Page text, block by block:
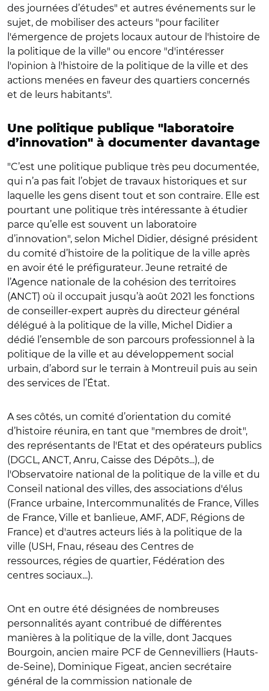
des journées d’études" et autres événements sur le
sujet, de mobiliser des acteurs "pour faciliter
l'émergence de projets locaux autour de l'histoire de
la politique de la ville" ou encore "d'intéresser
l'opinion à l'histoire de la politique de la ville et des
actions menées en faveur des quartiers concernés
et de leurs habitants".
Une politique publique "laboratoire
d’innovation" à documenter davantage
"C’est une politique publique très peu documentée,
qui n’a pas fait l’objet de travaux historiques et sur
laquelle les gens disent tout et son contraire. Elle est
pourtant une politique très intéressante à étudier
parce qu’elle est souvent un laboratoire
d’innovation", selon Michel Didier, désigné président
du comité d’histoire de la politique de la ville après
en avoir été le préfigurateur. Jeune retraité de
l’Agence nationale de la cohésion des territoires
(ANCT) où il occupait jusqu’à août 2021 les fonctions
de conseiller-expert auprès du directeur général
délégué à la politique de la ville, Michel Didier a
dédié l’ensemble de son parcours professionnel à la
politique de la ville et au développement social
urbain, d’abord sur le terrain à Montreuil puis au sein
des services de l’État.
A ses côtés, un comité d’orientation du comité
d’histoire réunira, en tant que "membres de droit",
des représentants de l'Etat et des opérateurs publics
(DGCL, ANCT, Anru, Caisse des Dépôts...), de
l'Observatoire national de la politique de la ville et du
Conseil national des villes, des associations d'élus
(France urbaine, Intercommunalités de France, Villes
de France, Ville et banlieue, AMF, ADF, Régions de
France) et d'autres acteurs liés à la politique de la
ville (USH, Fnau, réseau des Centres de
ressources, régies de quartier, Fédération des
centres sociaux...).
Ont en outre été désignées de nombreuses
personnalités ayant contribué de différentes
manières à la politique de la ville, dont Jacques
Bourgoin, ancien maire PCF de Gennevilliers (Hauts-
de-Seine), Dominique Figeat, ancien secrétaire
général de la commission nationale de